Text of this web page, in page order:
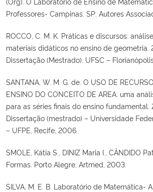
Professores- Campinas. SP: Autores
ROCCO, C. M. K. Práticas e discursos:
materiais didáticos no ensino de geometria.
Dissertação (Mestrado). UFSC –
SANTANA, W. M. G. de. O USO DE
ENSINO DO CONCEITO DE AREA: uma
para as séries finais do ensino fundamental.
Dissertação (mestrado) – Universidade
– UFPE, Recife, 2006.
SMOLE, Kátia S., DINIZ Maria I., CÂNDIDO
Formas. Porto Alegre, Artmed, 2003.
SILVA, M. E. B. Laboratório de Matemática-